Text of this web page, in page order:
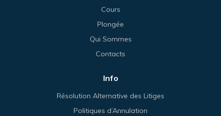
Cours
Plongée
Qui Sommes
Contacts
Info
Résolution Alternative des Litiges
Politiques d’Annulation